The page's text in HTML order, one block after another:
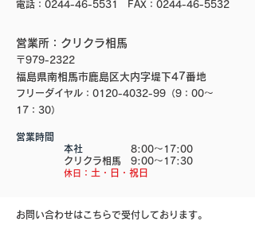
電話：0244-46-5531 FAX：0244-46-5532
営業所：クリクラ相馬
〒979-2322
福島県南相馬市鹿島区大内字堤下47番地
フリーダイヤル：0120-4032-99（9：00～
17：30）
営業時間
​ 本社 8:00～17:00
クリクラ相馬 9:00～17:30
休日 ：土・日・祝日
お問い合わせはこちらで受付しております。